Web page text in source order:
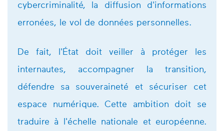
cybercriminalité, la diffusion d'informations
erronées, le vol de données personnelles.
De fait, l'État doit veiller à protéger les
internautes, accompagner la transition,
défendre sa souveraineté et sécuriser cet
espace numérique. Cette ambition doit se
traduire à l'échelle nationale et européenne.